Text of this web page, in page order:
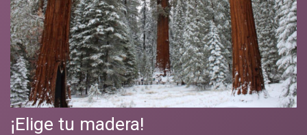
¡Elige tu madera!